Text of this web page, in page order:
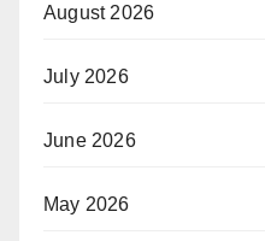
August 2026
July 2026
June 2026
May 2026